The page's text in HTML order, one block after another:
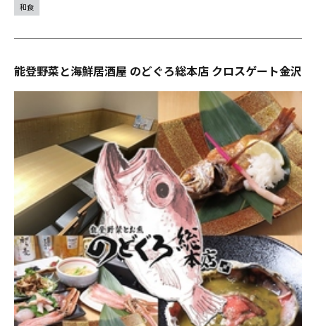
和食
能登野菜と海鮮居酒屋 のどぐろ総本店 クロスゲート金沢